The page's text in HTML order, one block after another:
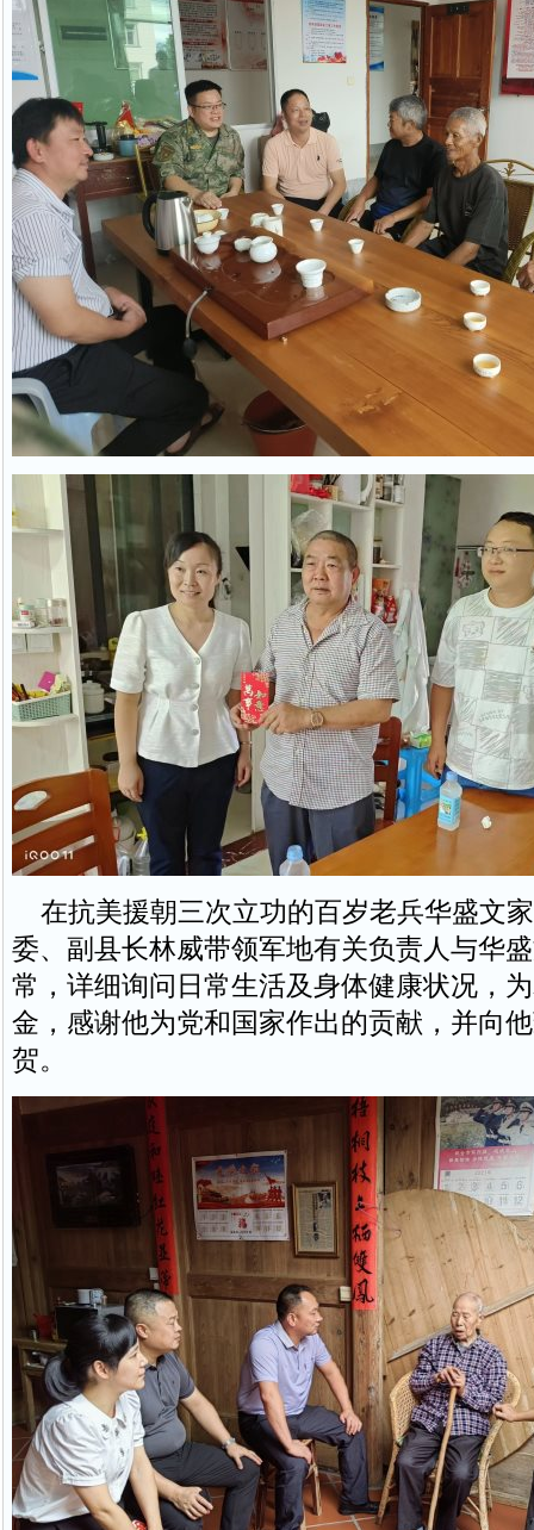
在抗美援朝三次立功的百岁老兵华盛文
委、副县长林威带领军地有关负责人与华
常，详细询问日常生活及身体健康状况，
金，感谢他为党和国家作出的贡献，并向
贺。